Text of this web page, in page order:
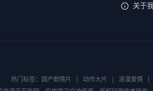
关于
热门标签： 国产剧情片 | 动作大片 | 浪漫爱情 |